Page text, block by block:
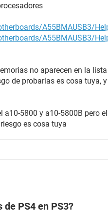
A55BMAUSB3/
A55BMAUSB3/
no aparecen en la
de probarlas es cosa tuya,
a10-5800 y a10-5800B pero
es cosa tuya
de PS4 en PS3?